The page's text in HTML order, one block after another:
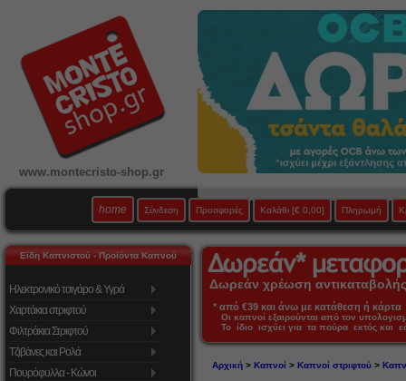
www.montecristo-shop.gr
home Σύνδεση Προσφορές Καλάθι [€ 0,00] Πληρωμή
Είδη Καπνιστού - Προϊόντα Καπνού
Ηλεκτρονικό τσιγάρο & Υγρά
Χαρτάκια στριφτού
Φιλτράκια Στριφτού
Τζιβάνες και Ρολά
Πουρόφυλλα - Κώνοι
Δωρεάν χρέωση
* από €39 και άνω με κατάθεση ή
Οι καπνοί εξαιρούνται από τον
Το ίδιο ισχύει για τα πούρα εκτός και
Αρχική> Καπνοί> Καπνοί στριφτού>